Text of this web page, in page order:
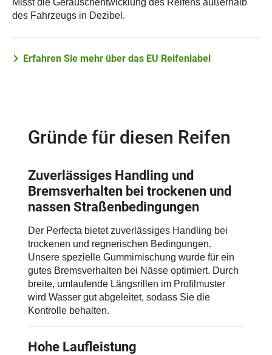
des Fahrzeugs in Dezibel.
Erfahren Sie mehr über das EU Reifenlabel
Gründe für diesen Reifen
Zuverlässiges Handling und
Bremsverhalten bei trockenen und
nassen Straßenbedingungen
Der Perfecta bietet zuverlässiges Handling bei
trockenen und regnerischen Bedingungen.
Unsere spezielle Gummimischung wurde für ein
gutes Bremsverhalten bei Nässe optimiert. Durch
breite, umlaufende Längsrillen im Profilmuster
wird Wasser gut abgeleitet, sodass Sie die
Kontrolle behalten.
Hohe Laufleistung